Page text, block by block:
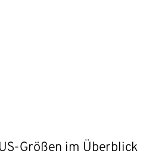
Größen im Überblick